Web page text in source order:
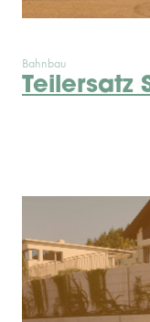
Bahnbau
Teilersatz